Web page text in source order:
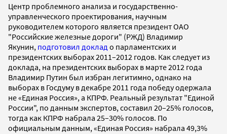
Центр проблемного анализа и государственно-
управленческого проектирования, научным
руководителем которого является президент ОАО
"Российские железные дороги" (РЖД) Владимир
Якунин, подготовил доклад о парламентских и
президентских выборах 2011–2012 годов. Как следует из
доклада, на президентских выборах в марте 2012 года
Владимир Путин был избран легитимно, однако на
выборах в Госдуму в декабре 2011 года победу одержала
не «Единая Россия», а КПРФ. Реальный результат "Единой
России", по данным экспертов, составил 20–25% голосов,
тогда как КПРФ набрала 25–30% голосов. По
официальным данным, «Единая Россия» набрала 49,3%